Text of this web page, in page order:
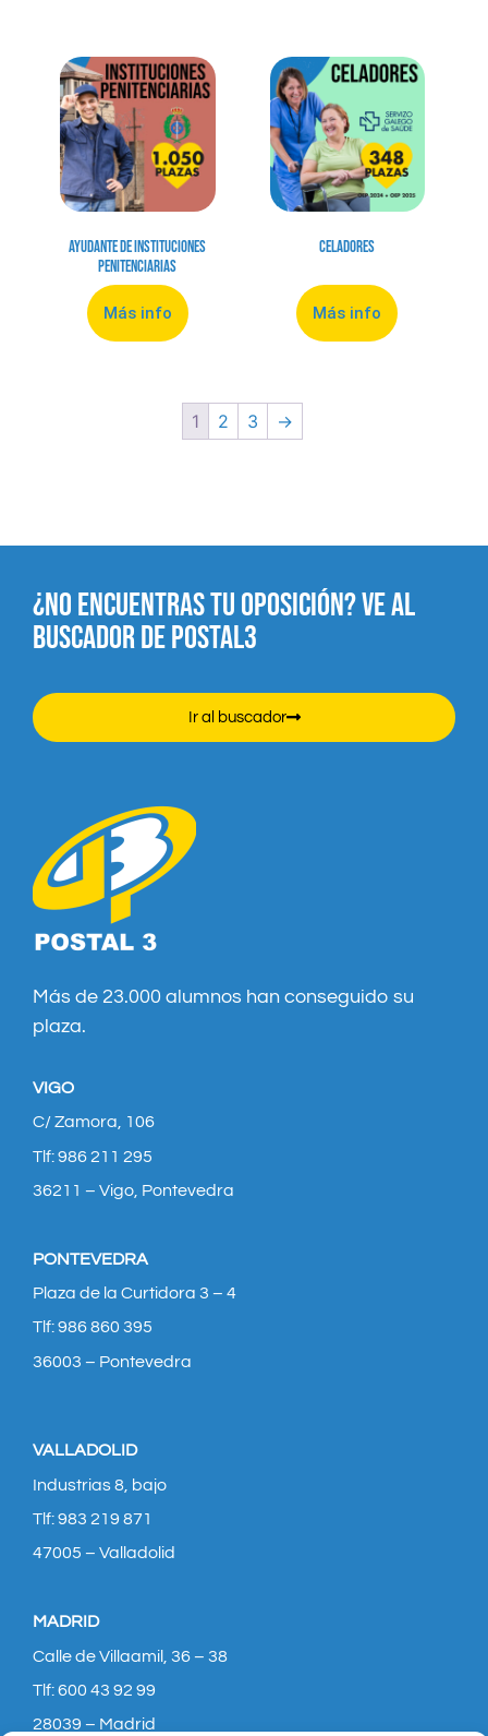
Ayudante de Instituciones
Penitenciarias
Más info
Celadores
Más info
1 2 3 →
¿NO ENCUENTRAS TU OPOSICIÓN? VE AL
BUSCADOR DE POSTAL3
Ir al buscador
Más de 23.000 alumnos han conseguido su
plaza.
VIGO
C/ Zamora, 106
Tlf: 986 211 295
36211 – Vigo, Pontevedra
PONTEVEDRA
Plaza de la Curtidora 3 – 4
Tlf: 986 860 395
36003 – Pontevedra
VALLADOLID
Industrias 8, bajo
Tlf: 983 219 871
47005 – Valladolid
MADRID
Calle de Villaamil, 36 – 38
Tlf: 600 43 92 99
28039 – Madrid